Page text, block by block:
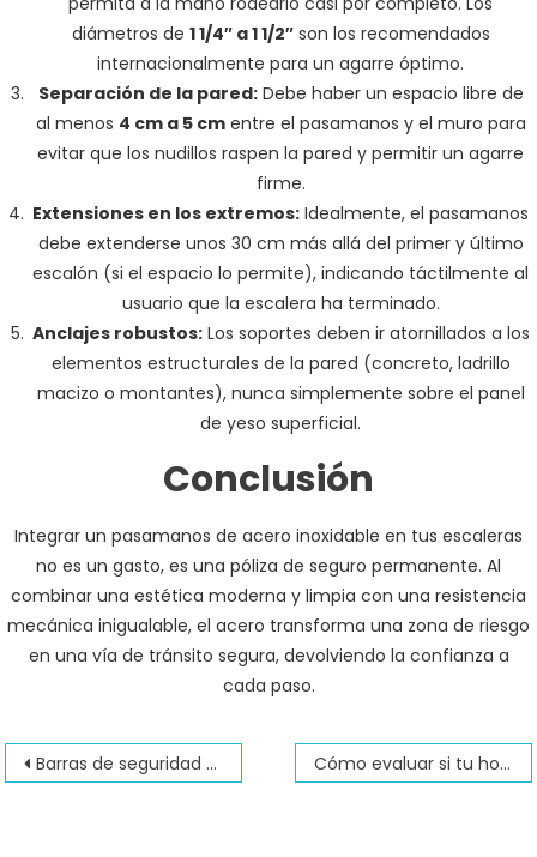
diámetros de 1 1/4″ a 1 1/2″son los recomendados
internacionalmente para un agarre óptimo.
Separación de la pared:Debe haber un espacio libre de
al menos 4 cm a 5 cmentre el pasamanos y el muro para
evitar que los nudillos raspen la pared y permitir un agarre
firme.
Extensiones en los extremos: Idealmente, el pasamanos
debe extenderse unos 30 cm más allá del primer y último
escalón (si el espacio lo permite), indicando táctilmente al
usuario que la escalera ha terminado.
Anclajes robustos:Los soportes deben ir atornillados a los
elementos estructurales de la pared (concreto, ladrillo
macizo o montantes), nunca simplemente sobre el panel
de yeso superficial.
Conclusión
Integrar un pasamanos de acero inoxidable en tus escaleras
no es un gasto, es una póliza de seguro permanente. Al
combinar una estética moderna y limpia con una resistencia
mecánica inigualable, el acero transforma una zona de riesgo
en una vía de tránsito segura, devolviendo la confianza a
cada paso.
Navegación
Barras de seguridad cerca al inodoro: Alturas y distancias recomendadas Cómo evaluar si tu hogar necesita adaptaciones de movilidad inmediatas